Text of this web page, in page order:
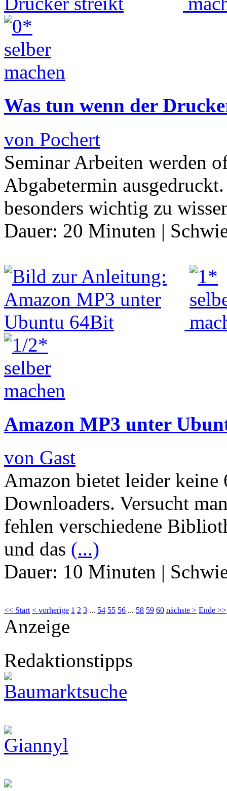
Was tun wenn der
von Pochert
Seminar Arbeiten werden
Abgabetermin
besonders wichtig zu
Dauer: 20 Minuten |
Amazon MP3 unter
von Gast
Amazon bietet leider
Downloaders. Versucht
fehlen verschiedene
und das (...)
Dauer: 10 Minuten |
<< Start < vorherige 1 2 3 ... 54 55 56 ... 58 59 60 nächste > Ende >>
Anzeige
Redaktionstipps